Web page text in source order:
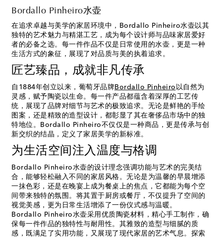
Bordallo Pinheiro水壶
在追求卓越与美学的家居环境中，Bordallo Pinheiro水壶以其
独特的艺术魅力与精湛工艺，成为每个设计师与品味家居爱好
者的必备之选。每一件作品不仅是日常使用的水壶，更是一种
生活方式的象征，展现了对品质与美的执着追求。
匠艺臻品，成就非凡传承
自1884年创立以来，葡萄牙品牌Bordallo Pinheiro 以自然为
灵感，赋予陶瓷以生命。每一件产品都蕴含着深厚的工艺传
统，展现了品牌对细节与艺术的极致追求。无论是鲜艳的手绘
图案，还是精致的造型设计，都彰显了其在奢侈品市场中的独
特地位。Bordallo Pinheiro不仅仅是一种商品，更是传承与创
新交织的结晶，定义了家居美学的新标准。
为生活空间注入温度与格调
Bordallo Pinheiro水壶的设计理念强调功能与艺术的完美结
合，能够轻松融入不同的家居风格。无论是为温馨的早晨增添
一抹色彩，还是在晚宴上成为餐桌上的焦点，它都能为每个空
间带来独特的氛围。将其置于厨房或餐厅，不仅提升了空间的
视觉美感，更为日常生活增添了一份仪式感与温暖。
Bordallo Pinheiro水壶采用优质陶瓷材料，精心手工制作，确
保每一件作品的独特性与耐用性。其雅致的造型与细腻的质
感，既满足了实用功能，又展现了现代家居的艺术气息。探索